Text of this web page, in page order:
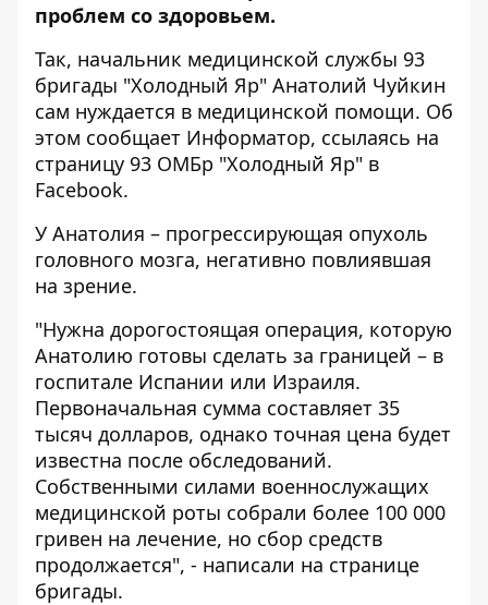
проблем со здоровьем.
Так, начальник медицинской службы 93
бригады "Холодный Яр" Анатолий Чуйкин
сам нуждается в медицинской помощи. Об
этом сообщает Информатор, ссылаясь на
страницу 93 ОМБр "Холодный Яр" в
Facebook.
У Анатолия – прогрессирующая опухоль
головного мозга, негативно повлиявшая
на зрение.
"Нужна дорогостоящая операция, которую
Анатолию готовы сделать за границей – в
госпитале Испании или Израиля.
Первоначальная сумма составляет 35
тысяч долларов, однако точная цена будет
известна после обследований.
Собственными силами военнослужащих
медицинской роты собрали более 100 000
гривен на лечение, но сбор средств
продолжается", - написали на странице
бригады.